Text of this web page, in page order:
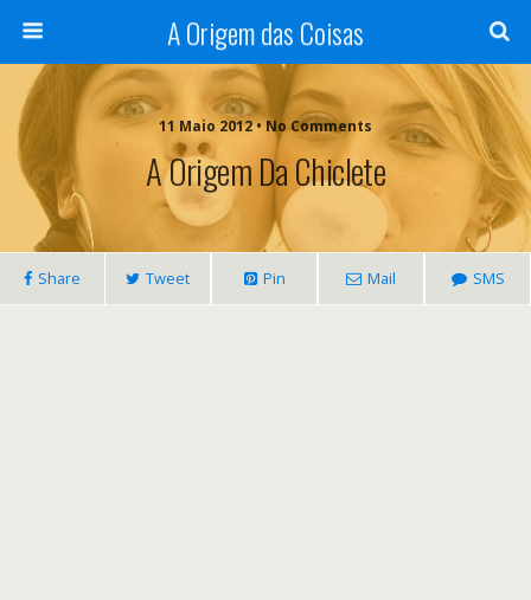
A Origem das Coisas
11 Maio 2012 • No Comments
A Origem Da Chiclete
Share Tweet Pin Mail SMS